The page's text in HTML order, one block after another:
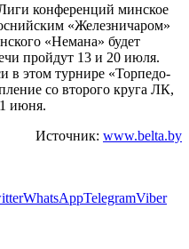
конференций минское
«Железничаром»
«Немана» будет
пройдут 13 и 20 июля.
в этом турнире «Торпедо-
со второго круга ЛК,
июня.
Источник: www.belta.by
WhatsAppTelegramViber